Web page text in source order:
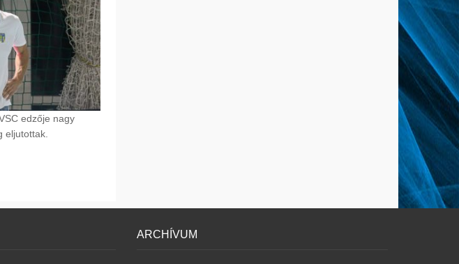
edzője nagy
eljutottak.
ARCHÍVUM